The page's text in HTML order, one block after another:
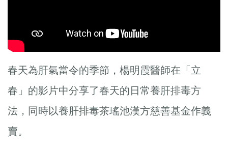
春天為肝氣當令的季節，楊明霞醫師在「立
春」的影片中分享了春天的日常養肝排毒方
法，同時以養肝排毒茶瑤池漢方慈善基金作義
賣。